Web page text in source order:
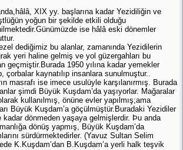
XIX yy. başlarına kadar Yezidiliğin ve
yoğun bir şekilde etkili olduğu
ise hâlâ eski dönemler
dediğimiz bu alanlar, zamanında Yezidilerin
yeri haline gelmiş ve yol güzergahları bu
geçmiştir.Burada 1950 yılına kadar yemekler
çorbalar kaynatılıp insanlara sunulmuştur..
masrafı ise imece usulüyle karşılanırmış. Burada
şimdi Büyük Kuşdam’da yaşıyorlar. Mağaralar
kullanılmış, önüne evler yapılmış;ama
Büyük Kuşdam’a göçülmüştür.Buradaki Yezidiler
kadar dönmeden yaşaya gelmişlerdir. Þu anda
dönüş yapmış, Büyük Kuşdam’da
sürdürmektedirler. (Yavuz Sultan Selim
K.Kuşdam’dan B.Kuşdam’a yerli halk teşvik